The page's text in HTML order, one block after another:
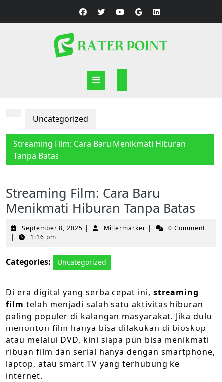
Uncategorized
Streaming Film: Cara Baru Menikmati Hiburan
Tanpa Batas
Streaming Film: Cara Baru
Menikmati Hiburan Tanpa Batas
September 8, 2025 September
| Millermarker Millermarker
|
0 Comment
|
1:16 pm
Categories: Uncategorized
Di era digital yang serba cepat ini, streaming
film telah menjadi salah satu aktivitas hiburan
paling populer di kalangan masyarakat. Jika dulu
menonton film hanya bisa dilakukan di bioskop
atau melalui DVD, kini siapa pun bisa menikmati
ribuan film dan serial hanya dengan smartphone,
laptop, atau smart TV yang terhubung ke
internet.